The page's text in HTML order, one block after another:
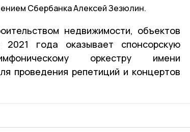
Сбербанка Алексей Зезюлин.
недвижимости, объектов
года оказывает спонсорскую
оркестру имени
проведения репетиций и концертов